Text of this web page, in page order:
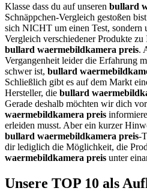
Klasse dass du auf unseren bullard
Schnäppchen-Vergleich gestoßen
sich NICHT um einen Test, sondern
Vergleich verschiedener Produkte
bullard waermebildkamera preis.
Vergangenheit leider die Erfahrung
schwer ist, bullard
Schließlich gibt es auf dem Markt
Hersteller, die bullard
Gerade deshalb möchten wir dich
waermebildkamera preis
erleiden musst. Aber ein kurzer
bullard waermebildkamera preis-
dir lediglich die Möglichkeit, die
waermebildkamera preis unter
Unsere TOP 10 als